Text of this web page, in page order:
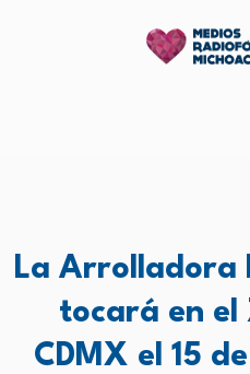
La Arrolladora
tocará en el
CDMX el 15